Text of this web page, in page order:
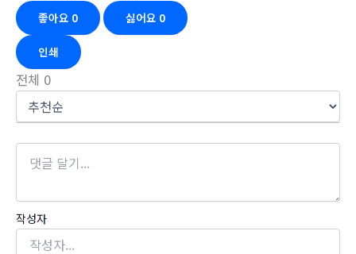
좋아요 0 싫어요 0
인쇄
전체 0
작성자